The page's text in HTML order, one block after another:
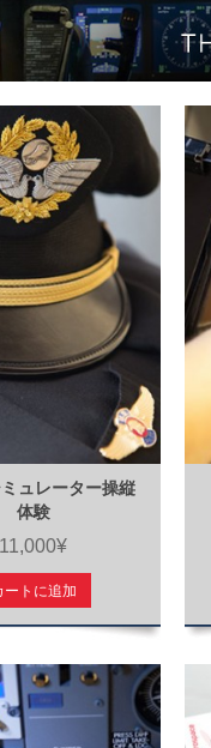
ュレーター操縦
体験
11,000¥
ートに追加